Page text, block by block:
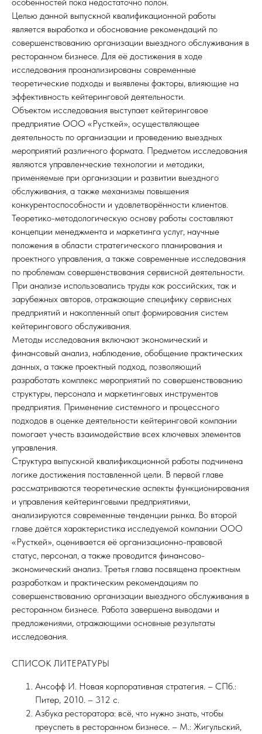
особенностей пока недостаточно полон.
Целью данной выпускной квалификационной работы
является выработка и обоснование рекомендаций по
совершенствованию организации выездного обслуживания в
ресторанном бизнесе. Для её достижения в ходе
исследования проанализированы современные
теоретические подходы и выявлены факторы, влияющие на
эффективность кейтеринговой деятельности.
Объектом исследования выступает кейтеринговое
предприятие ООО «Русткей», осуществляющее
деятельность по организации и проведению выездных
мероприятий различного формата. Предметом исследования
являются управленческие технологии и методики,
применяемые при организации и развитии выездного
обслуживания, а также механизмы повышения
конкурентоспособности и удовлетворённости клиентов.
Теоретико-методологическую основу работы составляют
концепции менеджмента и маркетинга услуг, научные
положения в области стратегического планирования и
проектного управления, а также современные исследования
по проблемам совершенствования сервисной деятельности.
При анализе использовались труды как российских, так и
зарубежных авторов, отражающие специфику сервисных
предприятий и накопленный опыт формирования систем
кейтерингового обслуживания.
Методы исследования включают экономический и
финансовый анализ, наблюдение, обобщение практических
данных, а также проектный подход, позволяющий
разработать комплекс мероприятий по совершенствованию
структуры, персонала и маркетинговых инструментов
предприятия. Применение системного и процессного
подходов в оценке деятельности кейтеринговой компании
помогает учесть взаимодействие всех ключевых элементов
управления.
Структура выпускной квалификационной работы подчинена
логике достижения поставленной цели. В первой главе
рассматриваются теоретические аспекты функционирования
и управления кейтеринговыми предприятиями,
анализируются современные тенденции рынка. Во второй
главе даётся характеристика исследуемой компании ООО
«Русткей», оценивается её организационно-правовой
статус, персонал, а также проводится финансово-
экономический анализ. Третья глава посвящена проектным
разработкам и практическим рекомендациям по
совершенствованию организации выездного обслуживания в
ресторанном бизнесе. Работа завершена выводами и
предложениями, отражающими основные результаты
исследования.
СПИСОК ЛИТЕРАТУРЫ
Ансофф И. Новая корпоративная стратегия. – СПб.:
Питер, 2010. – 312 с.
Азбука ресторатора: всё, что нужно знать, чтобы
преуспеть в ресторанном бизнесе. – М.: Жигульский,